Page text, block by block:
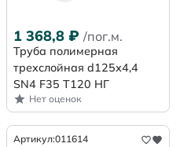
1 368,8 ₽ /пог.м.
Труба полимерная
трехслойная d125х4,4
SN4 F35 Т120 НГ
Нет оценок
Артикул:011614